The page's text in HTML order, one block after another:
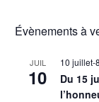
Évènements à
JUIL
10
10 juillet-
Du 15